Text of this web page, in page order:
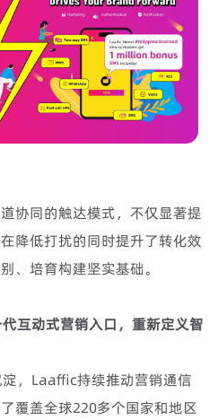
协同的触达模式，不仅显著提
降低打扰的同时提升了转化效
、培育构建坚实基础。
互动式营销入口，重新定义智
，Laaffic持续推动营销通信
覆盖全球220多个国家和地区